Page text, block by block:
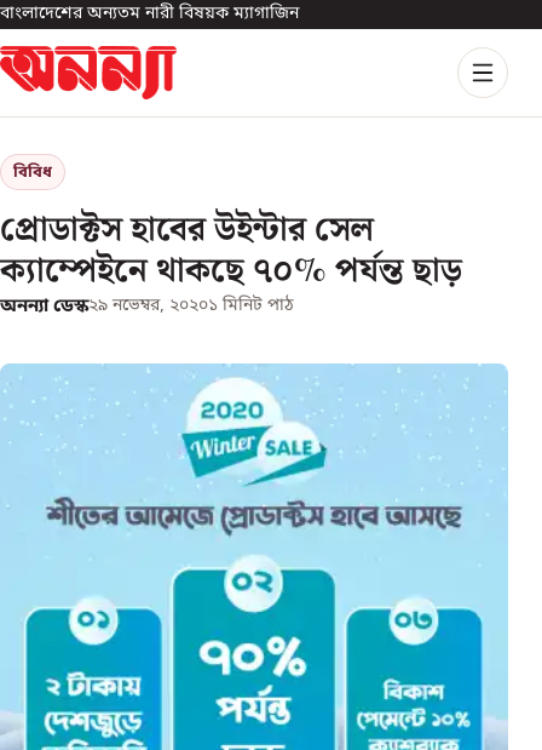
বাংলাদেশের অন্যতম নারী বিষয়ক ম্যাগাজিন
বিবিধ
প্রোডাক্টস হাবের উইন্টার সেল
ক্যাম্পেইনে থাকছে ৭০% পর্যন্ত ছাড়
অনন্যা ডেস্ক২৯ নভেম্বর, ২০২০১ মিনিট পাঠ